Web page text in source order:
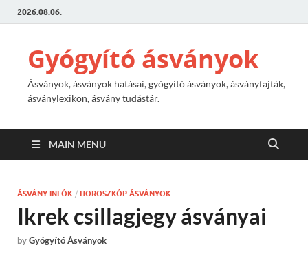
2026.08.06.
Gyógyító ásványok
Ásványok, ásványok hatásai, gyógyító ásványok, ásványfajták,
ásványlexikon, ásvány tudástár.
MAIN MENU
ÁSVÁNY INFÓK / HOROSZKÓP ÁSVÁNYOK
Ikrek csillagjegy ásványai
byGyógyító Ásványok